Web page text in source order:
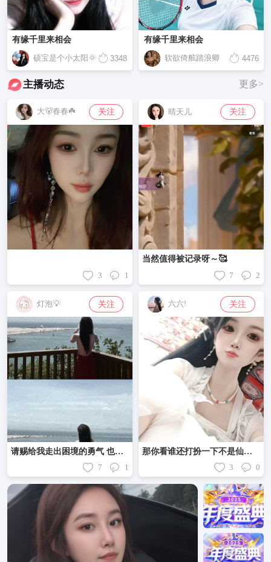
有缘千里来相会
硕宝是个小太阳🌞 3348
有缘千里来相会
软欲倚舷踏浪卿 4476
主播动态 更多>
大🐻春春☘️ 关注
3 1
晴天儿 关注
当然值得被记录呀～🥰
7 2
灯泡💡 关注
请赐给我走出困境的勇气 也赐给我面对悲鸣的孤胆
7 1
六六! 关注
那你看谁还打扮一下不是仙女了
3 0